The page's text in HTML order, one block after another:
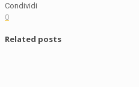
Condividi
0
Related posts